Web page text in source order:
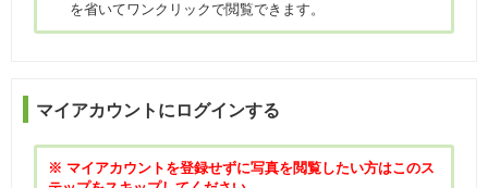
を省いてワンクリックで閲覧できます。
マイアカウントにログインする
※ マイアカウントを登録せずに写真を閲覧したい方はこのス